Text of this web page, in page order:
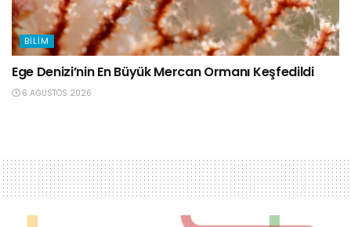
BILIM
Ege Denizi’nin En Büyük Mercan Ormanı Keşfedildi
6 AĞUSTOS 2026